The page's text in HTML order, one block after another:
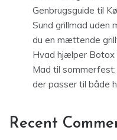
Genbrugsguide til
Sund grillmad uden
du en mættende
Hvad hjælper Botox
Mad til
der passer til både
Recent